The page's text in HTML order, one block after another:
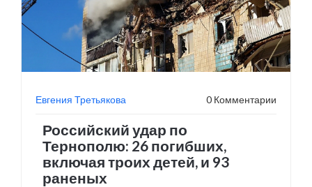
Евгения Третьякова 0 Комментарии
Российский удар по
Тернополю: 26 погибших,
включая троих детей, и 93
раненых